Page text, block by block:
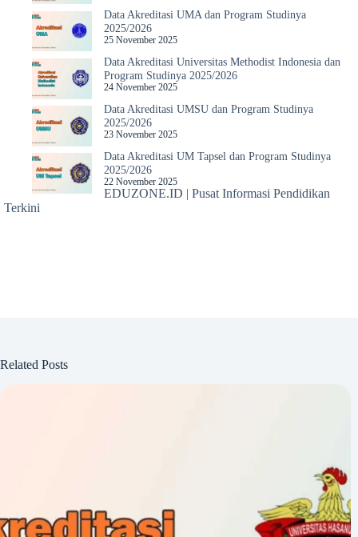
Data Akreditasi UMA dan Program Studinya
2025/2026
25 November 2025
Data Akreditasi Universitas Methodist Indonesia dan
Program Studinya 2025/2026
24 November 2025
Data Akreditasi UMSU dan Program Studinya
2025/2026
23 November 2025
Data Akreditasi UM Tapsel dan Program Studinya
2025/2026
22 November 2025
EDUZONE.ID | Pusat Informasi Pendidikan
Terkini
Related Posts